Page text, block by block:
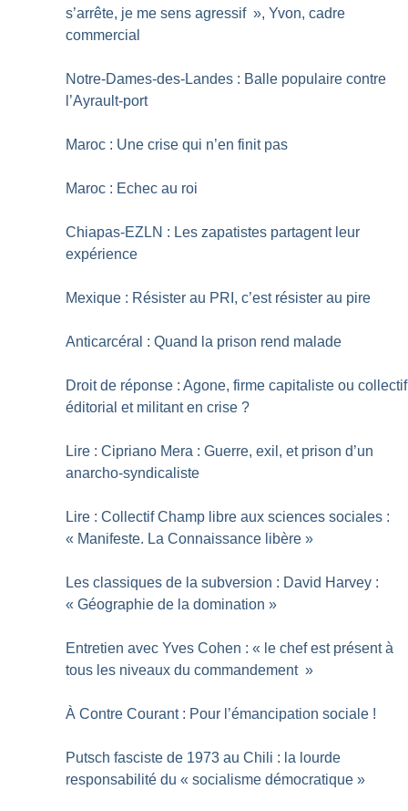
s’arrête, je me sens agressif », Yvon, cadre
commercial
Notre-Dames-des-Landes : Balle populaire contre
l’Ayrault-port
Maroc : Une crise qui n’en finit pas
Maroc : Echec au roi
Chiapas-EZLN : Les zapatistes partagent leur
expérience
Mexique : Résister au PRI, c’est résister au pire
Anticarcéral : Quand la prison rend malade
Droit de réponse : Agone, firme capitaliste ou collectif
éditorial et militant en crise ?
Lire : Cipriano Mera : Guerre, exil, et prison d’un
anarcho-syndicaliste
Lire : Collectif Champ libre aux sciences sociales :
« Manifeste. La Connaissance libère »
Les classiques de la subversion : David Harvey :
« Géographie de la domination »
Entretien avec Yves Cohen : « le chef est présent à
tous les niveaux du commandement »
À Contre Courant : Pour l’émancipation sociale !
Putsch fasciste de 1973 au Chili : la lourde
responsabilité du « socialisme démocratique »